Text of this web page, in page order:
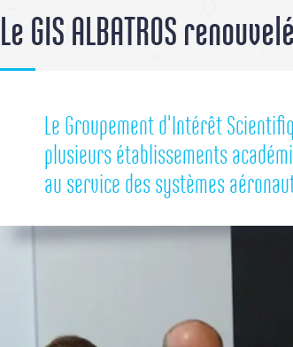
Le GIS ALBATROS
Le Groupement d'Intérêt
plusieurs établissements
au service des systèmes